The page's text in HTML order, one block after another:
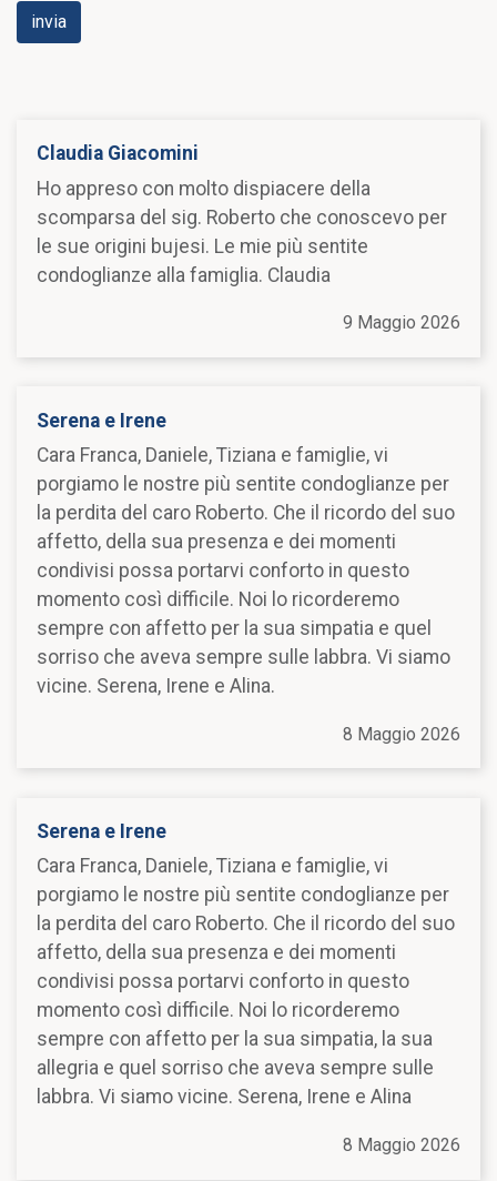
Claudia Giacomini
Ho appreso con molto dispiacere della
scomparsa del sig. Roberto che conoscevo per
le sue origini bujesi. Le mie più sentite
condoglianze alla famiglia. Claudia
9 Maggio 2026
Serena e Irene
Cara Franca, Daniele, Tiziana e famiglie, vi
porgiamo le nostre più sentite condoglianze per
la perdita del caro Roberto. Che il ricordo del suo
affetto, della sua presenza e dei momenti
condivisi possa portarvi conforto in questo
momento così difficile. Noi lo ricorderemo
sempre con affetto per la sua simpatia e quel
sorriso che aveva sempre sulle labbra. Vi siamo
vicine. Serena, Irene e Alina.
8 Maggio 2026
Serena e Irene
Cara Franca, Daniele, Tiziana e famiglie, vi
porgiamo le nostre più sentite condoglianze per
la perdita del caro Roberto. Che il ricordo del suo
affetto, della sua presenza e dei momenti
condivisi possa portarvi conforto in questo
momento così difficile. Noi lo ricorderemo
sempre con affetto per la sua simpatia, la sua
allegria e quel sorriso che aveva sempre sulle
labbra. Vi siamo vicine. Serena, Irene e Alina
8 Maggio 2026